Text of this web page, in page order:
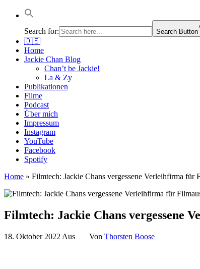
Jackie Chan Deutschland | Thorsten Boose
Autor & Jackie-Chan-Historiker
Search for:
Search Button
🇩🇪
Home
Jackie Chan Blog
Chan’t be Jackie!
La & Zy
Publikationen
Filme
Podcast
Über mich
Impressum
Instagram
YouTube
Facebook
Spotify
Home » Filmtech: Jackie Chans vergessene Verleihfirma
Filmtech: Jackie Chans vergessene
18. Oktober 2022 Aus Von Thorsten Boose